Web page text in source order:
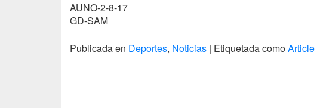
AUNO-2-8-17
GD-SAM
Publicada en Deportes, Noticias | Etiquetada comoArticle